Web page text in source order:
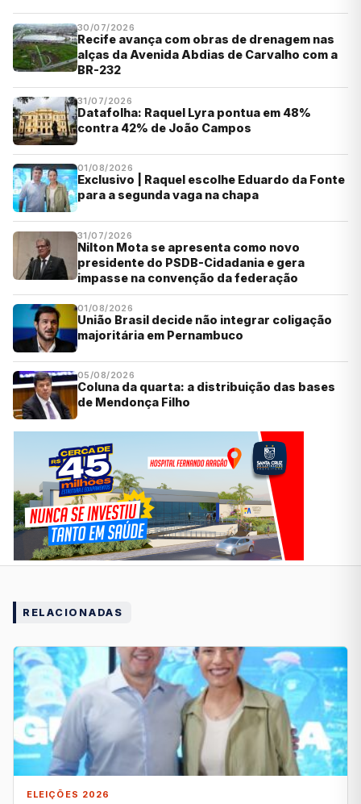
30/07/2026
Recife avança com obras de drenagem nas
alças da Avenida Abdias de Carvalho com a
BR-232
31/07/2026
Datafolha: Raquel Lyra pontua em 48%
contra 42% de João Campos
01/08/2026
Exclusivo | Raquel escolhe Eduardo da Fonte
para a segunda vaga na chapa
31/07/2026
Nilton Mota se apresenta como novo
presidente do PSDB-Cidadania e gera
impasse na convenção da federação
01/08/2026
União Brasil decide não integrar coligação
majoritária em Pernambuco
05/08/2026
Coluna da quarta: a distribuição das bases
de Mendonça Filho
RELACIONADAS
ELEIÇÕES 2026